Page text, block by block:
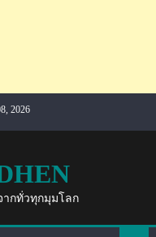
2026
กทั่วทุกมุมโลก